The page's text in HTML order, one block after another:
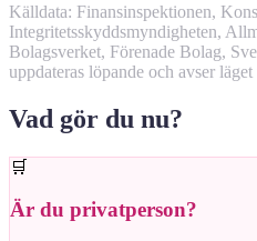
Källdata: Finansinspektionen,
Integritetsskyddsmyndigheten,
Bolagsverket, Förenade Bolag,
uppdateras löpande och avser
Vad gör du nu?
🛒
Är du privatperson?